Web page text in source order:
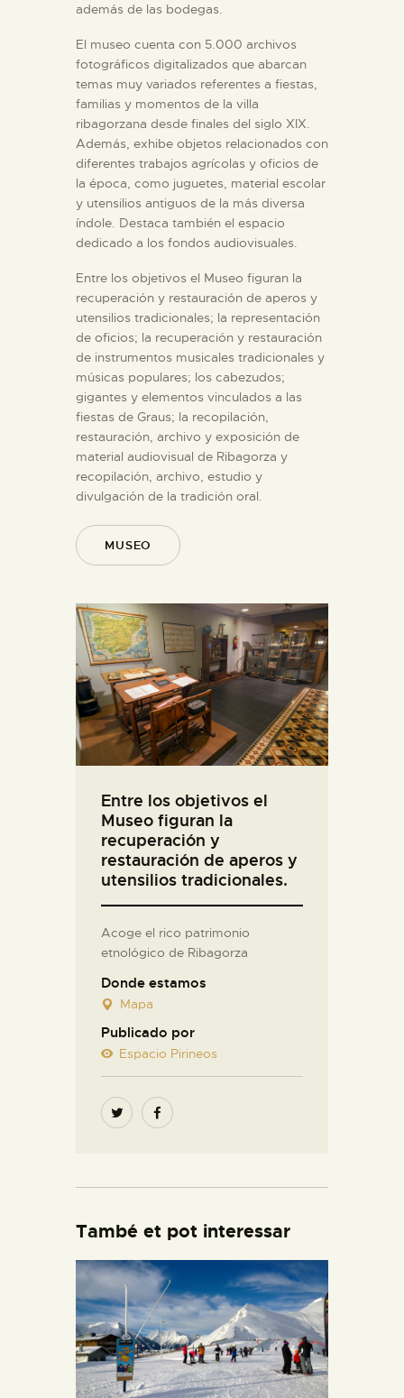
además de las bodegas.
El museo cuenta con 5.000 archivos
fotográficos digitalizados que abarcan
temas muy variados referentes a fiestas,
familias y momentos de la villa
ribagorzana desde finales del siglo XIX.
Además, exhibe objetos relacionados con
diferentes trabajos agrícolas y oficios de
la época, como juguetes, material escolar
y utensilios antiguos de la más diversa
índole. Destaca también el espacio
dedicado a los fondos audiovisuales.
Entre los objetivos el Museo figuran la
recuperación y restauración de aperos y
utensilios tradicionales; la representación
de oficios; la recuperación y restauración
de instrumentos musicales tradicionales y
músicas populares; los cabezudos;
gigantes y elementos vinculados a las
fiestas de Graus; la recopilación,
restauración, archivo y exposición de
material audiovisual de Ribagorza y
recopilación, archivo, estudio y
divulgación de la tradición oral.
MUSEO
Entre los objetivos el
Museo figuran la
recuperación y
restauración de aperos y
utensilios tradicionales.
Acoge el rico patrimonio
etnológico de Ribagorza
Donde estamos
Mapa
Publicado por
Espacio Pirineos
També et pot interessar